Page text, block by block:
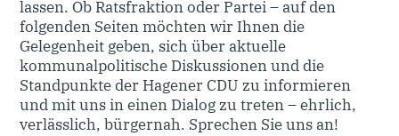
lassen. Ob Ratsfraktion oder Partei – auf den
folgenden Seiten möchten wir Ihnen die
Gelegenheit geben, sich über aktuelle
kommunalpolitische Diskussionen und die
Standpunkte der Hagener CDU zu informieren
und mit uns in einen Dialog zu treten – ehrlich,
verlässlich, bürgernah. Sprechen Sie uns an!